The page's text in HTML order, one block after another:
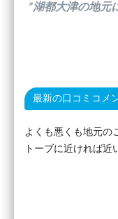
”湖都大津の地元
最新の口コミコメ
よくも悪くも地元の
トーブに近ければ近